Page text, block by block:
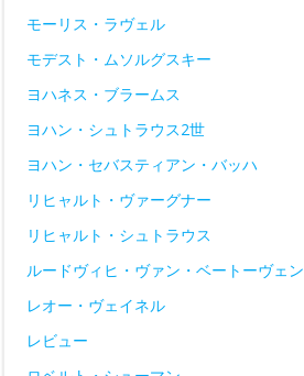
モーリス・ラヴェル
モデスト・ムソルグスキー
ヨハネス・ブラームス
ヨハン・シュトラウス2世
ヨハン・セバスティアン・バッハ
リヒャルト・ヴァーグナー
リヒャルト・シュトラウス
ルードヴィヒ・ヴァン・ベートーヴェン
レオー・ヴェイネル
レビュー